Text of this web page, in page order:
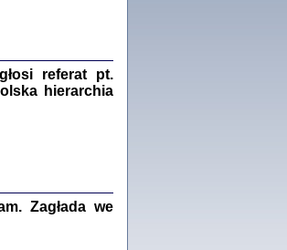
referat pt.
hierarchia
Zagłada we